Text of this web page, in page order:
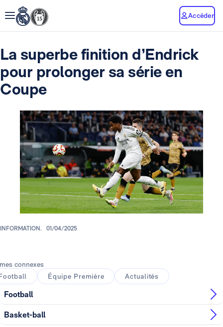
Accéder
La superbe finition d’Endrick
pour prolonger sa série en
Coupe
INFORMATION. 01/04/2025
connexes
Équipe Première Actualités
Football
Basket-ball